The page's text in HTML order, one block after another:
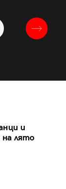
и
на лято